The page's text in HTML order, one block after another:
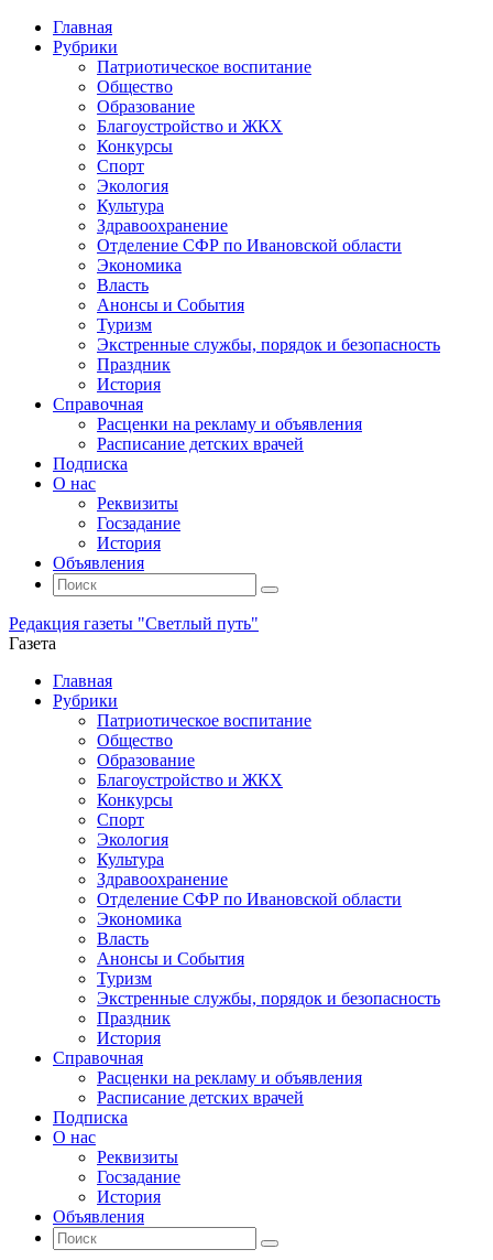
Главная
Рубрики
Патриотическое воспитание
Общество
Образование
Благоустройство и ЖКХ
Конкурсы
Спорт
Экология
Культура
Здравоохранение
Отделение СФР по Ивановской области
Экономика
Власть
Анонсы и События
Туризм
Экстренные службы, порядок и безопасность
Праздник
История
Справочная
Расценки на рекламу и объявления
Расписание детских врачей
Подписка
О нас
Реквизиты
Госзадание
История
Объявления
Поиск
Искать:
Поиск
Редакция газеты "Светлый путь"
Газета
Промотать
содержимому
Главная
Рубрики
Патриотическое воспитание
Общество
Образование
Благоустройство и ЖКХ
Конкурсы
Спорт
Экология
Культура
Здравоохранение
Отделение СФР по Ивановской области
Экономика
Власть
Анонсы и События
Туризм
Экстренные службы, порядок и безопасность
Праздник
История
Справочная
Расценки на рекламу и объявления
Расписание детских врачей
Подписка
О нас
Реквизиты
Госзадание
История
Объявления
Поиск
Искать:
Поиск